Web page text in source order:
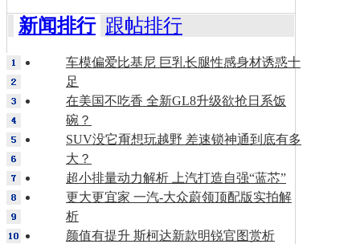
新闻排行 跟帖排行
车模偏爱比基尼 巨乳长腿性感身材诱惑十
足
在美国不吃香 全新GL8升级欲抢日系饭
碗？
SUV没它甭想玩越野 差速锁神通到底有多
大？
超小排量动力解析 上汽打造自强“蓝芯”
更大更宜家 一汽-大众蔚领顶配版实拍解
析
颜值有提升 斯柯达新款明锐官图赏析